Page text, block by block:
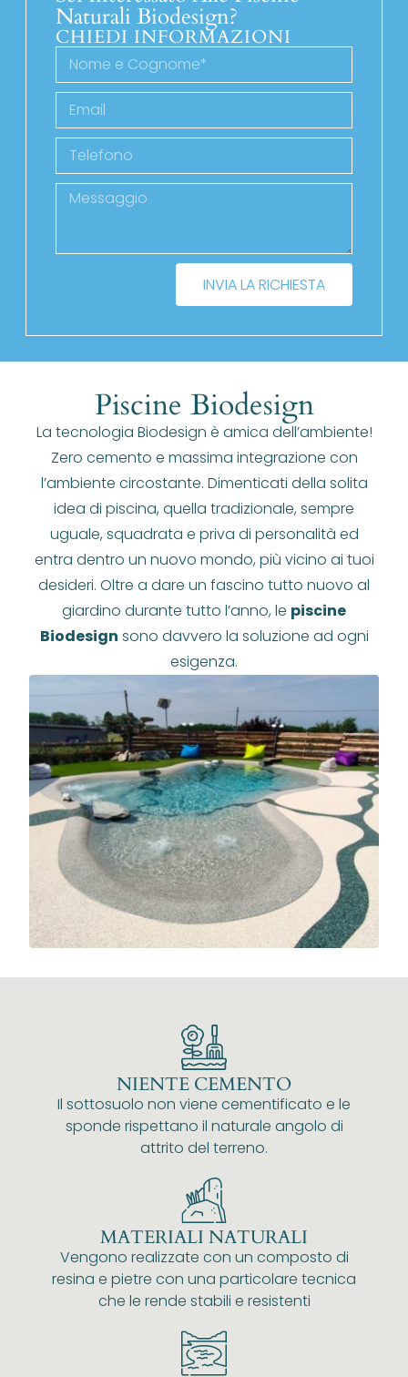
Naturali Biodesign?
CHIEDI INFORMAZIONI
INVIA LA RICHIESTA
Piscine Biodesign
La tecnologia Biodesign è amica dell’ambiente!
Zero cemento e massima integrazione con
l’ambiente circostante. Dimenticati della solita
idea di piscina, quella tradizionale, sempre
uguale, squadrata e priva di personalità ed
entra dentro un nuovo mondo, più vicino ai tuoi
desideri. Oltre a dare un fascino tutto nuovo al
giardino durante tutto l’anno, le piscine
Biodesign sono davvero la soluzione ad ogni
esigenza.
NIENTE CEMENTO
Il sottosuolo non viene cementificato e le
sponde rispettano il naturale angolo di
attrito del terreno.
MATERIALI NATURALI
Vengono realizzate con un composto di
resina e pietre con una particolare tecnica
che le rende stabili e resistenti